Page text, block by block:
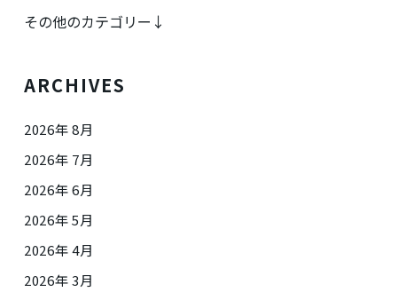
その他のカテゴリー↓
ARCHIVES
2026年 8月
2026年 7月
2026年 6月
2026年 5月
2026年 4月
2026年 3月